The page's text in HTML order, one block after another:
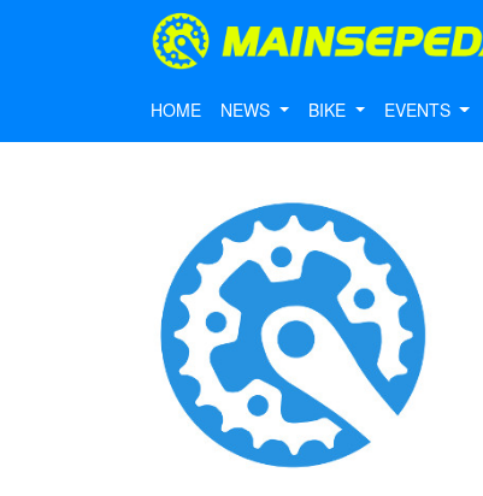
HOME NEWS BIKE EVENTS